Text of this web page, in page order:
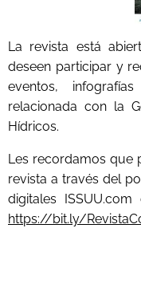
La revista está
deseen participar y
eventos,
relacionada con la
Hídricos.
Les recordamos que
revista a través del
digitales
https://bit.ly/